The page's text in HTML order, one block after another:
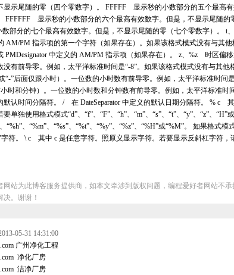
显示尾随的零（四个零数字）。 FFFFF 显示秒的小数部分的五个最高
FFFFFF 显示秒的小数部分的六个最高有效数字。但是，不显示尾随的
部分的七个最高有效数字。但是，不显示尾随的零（七个零数字）。 t
AM/PM 指示项的第一个字符（如果存在）。如果该格式模式没有与其他
PMDesignator 中定义的 AM/PM 指示项（如果存在）。 z、%z 时区偏移
有前导零。例如，太平洋标准时间是“-8”。如果该格式模式没有与其他
“-”后面仅跟小时）。一位数的小时数有前导零。例如，太平洋标准时间
小时和分钟）。一位数的小时数和分钟数有前导零。例如，太平洋标准时
默认时间分隔符。 / 在 DateSeparator 中定义的默认日期分隔符。 % c
单独使用格式模式“d”、“f”、“F”、“h”、“m”、“s”、“t”、“y”、“z”、“H”
“%h”、“%m”、“%s”、“%t”、“%y”、“%z”、“%H”或“%M”。 如果格式
符。 \ c 其中 c 是任意字符。照原义显示字符。若要显示反斜杠字符，请
网站为此博客服务提供商，如本文牵涉到版权问题，编程爱好者网站不
。谢谢！
05-31 14:31:00
广州净化工程
净化厂房
洁净厂房